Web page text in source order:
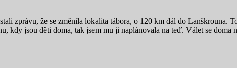
zprávu, že se změnila lokalita tábora, o 120 km dál do Lanškrouna.
kdy jsou děti doma, tak jsem mu ji naplánovala na teď. Válet se doma